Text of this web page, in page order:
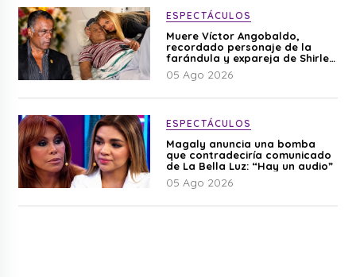
ESPECTÁCULOS
Muere Víctor Angobaldo,
recordado personaje de la
farándula y expareja de Shirley
Cherres
05 Ago 2026
ESPECTÁCULOS
Magaly anuncia una bomba
que contradeciría comunicado
de La Bella Luz: “Hay un audio”
05 Ago 2026